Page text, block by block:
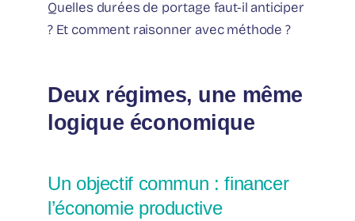
Quelles durées de portage faut-il anticiper
? Et comment raisonner avec méthode ?
Deux régimes, une même
logique économique
Un objectif commun : financer
l’économie productive